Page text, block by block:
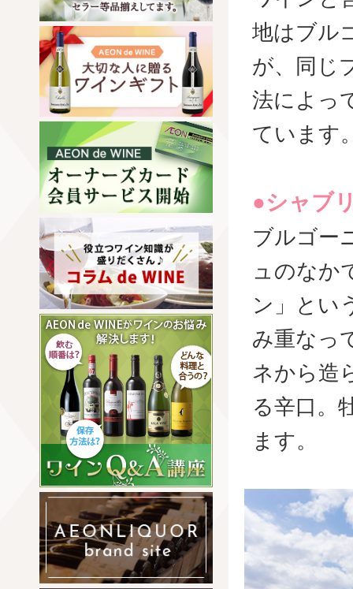
地はブル
が、同じ
法によっ
ています
●シャブ
ブルゴー
ュのなか
ン」とい
み重なっ
ネから造
る辛口。
ます。